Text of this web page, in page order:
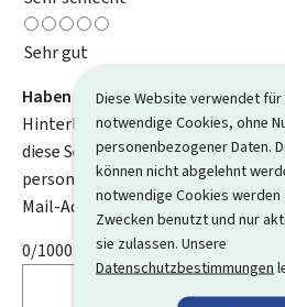
Diese Website verwendet
notwendige Cookies, ohne
personenbezogener Daten.
können nicht abgelehnt
notwendige Cookies
Zwecken benutzt und nur
sie zulassen. Unsere
Datenschutzbestimmungen
Sehr gut
Haben Sie
Hinterlassen Sie uns einen
diese Seite zu verbessern. Bitte
personenbezogenen Daten an,
Mail-Adresse, Ihren Namen oder
0/1000